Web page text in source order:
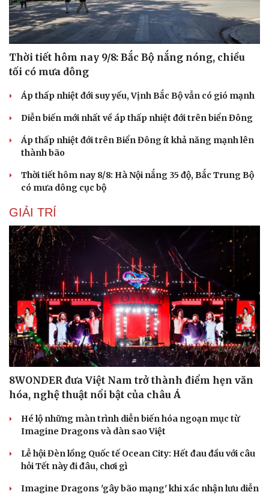
Du lịch
Tư vấn
Săn Tour
Câu chuyện thời sự
Thời tiết hôm nay 9/8: Bắc Bộ nắng nóng, chiều
tối có mưa dông
Áp thấp nhiệt đới suy yếu, Vịnh Bắc Bộ vẫn có gió mạnh
Diễn biến mới nhất về áp thấp nhiệt đới trên biển Đông
Áp thấp nhiệt đới trên Biển Đông ít khả năng mạnh lên
thành bão
Thời tiết hôm nay 8/8: Hà Nội nắng 35 độ, Bắc Trung Bộ
có mưa dông cục bộ
GIẢI TRÍ
8WONDER đưa Việt Nam trở thành điểm hẹn văn
hóa, nghệ thuật nổi bật của châu Á
Hé lộ những màn trình diễn biến hóa ngoạn mục từ
Imagine Dragons và dàn sao Việt
Lễ hội Đèn lồng Quốc tế Ocean City: Hết đau đầu với câu
hỏi Tết này đi đâu, chơi gì
Imagine Dragons 'gây bão mạng' khi xác nhận lưu diễn